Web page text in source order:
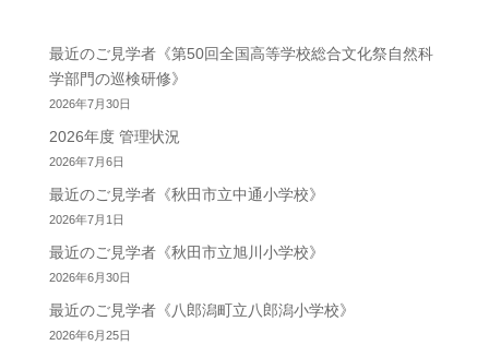
最近のご見学者《第50回全国高等学校総合文化祭自然科
学部門の巡検研修》
2026年7月30日
2026年度 管理状況
2026年7月6日
最近のご見学者《秋田市立中通小学校》
2026年7月1日
最近のご見学者《秋田市立旭川小学校》
2026年6月30日
最近のご見学者《八郎潟町立八郎潟小学校》
2026年6月25日